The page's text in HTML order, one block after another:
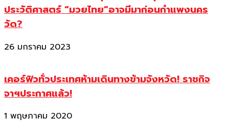
ประวัติศาสตร์ “มวยไทย”อาจมีมาก่อนกำแพงนคร
วัด?
26 มกราคม 2023
เคอร์ฟิวทั่วประเทศห้ามเดินทางข้ามจังหวัด! ราชกิจ
จาฯประกาศแล้ว!
1 พฤษภาคม 2020